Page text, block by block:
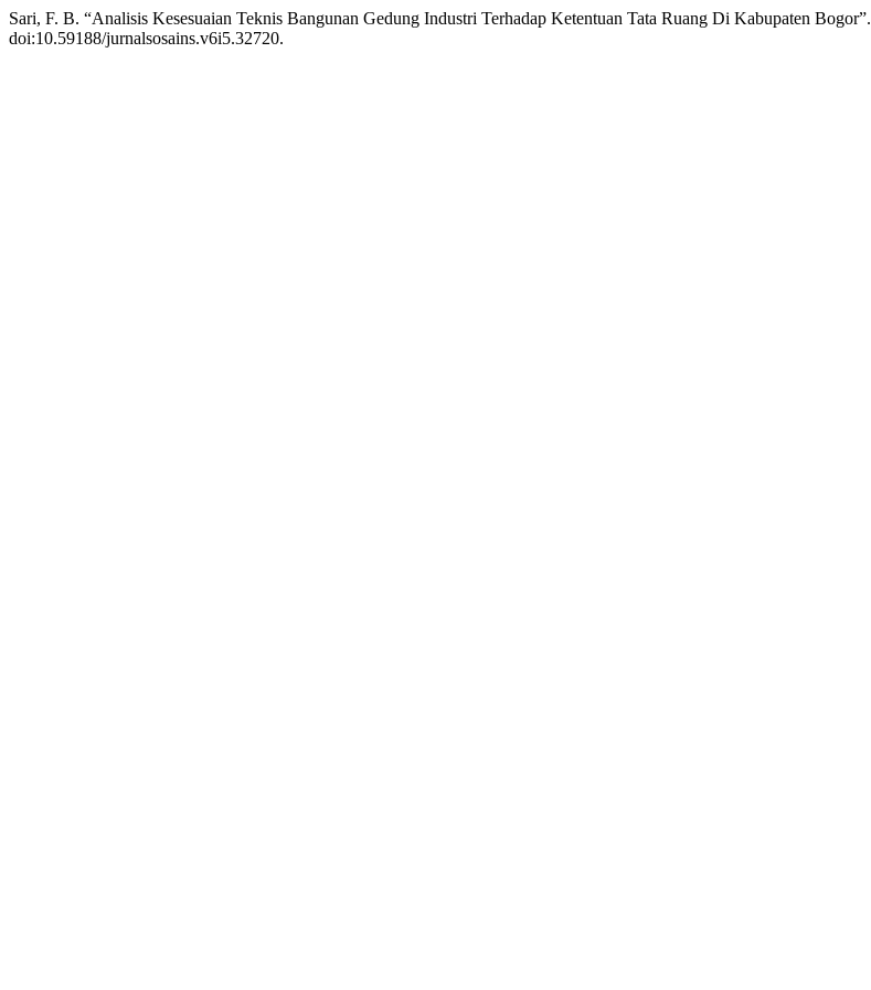
Sari, F. B. “Analisis Kesesuaian Teknis Bangunan Gedung Industri Terhadap Ketentuan Tata Ruang Di Kabupaten Bogor”.
doi:10.59188/jurnalsosains.v6i5.32720.